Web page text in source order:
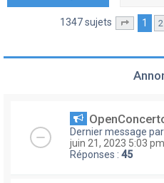
1347 sujets Page
1 2
Dernier message par
juin 21, 2023 5:03 pm
Réponses : 45